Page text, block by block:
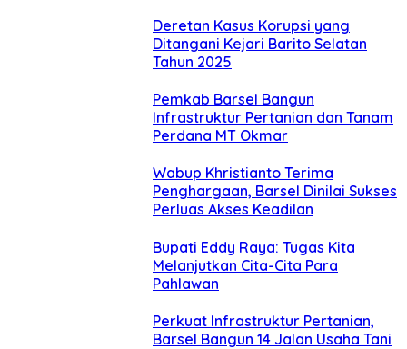
Deretan Kasus Korupsi yang
Ditangani Kejari Barito Selatan
Tahun 2025
Pemkab Barsel Bangun
Infrastruktur Pertanian dan Tanam
Perdana MT Okmar
Wabup Khristianto Terima
Penghargaan, Barsel Dinilai Sukses
Perluas Akses Keadilan
Bupati Eddy Raya: Tugas Kita
Melanjutkan Cita-Cita Para
Pahlawan
Perkuat Infrastruktur Pertanian,
Barsel Bangun 14 Jalan Usaha Tani